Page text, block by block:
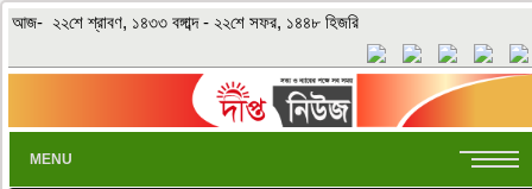
আজ- ২২শে শ্রাবণ, ১৪৩৩ বঙ্গাব্দ - ২২শে সফর, ১৪৪৮ হিজরি
MENU